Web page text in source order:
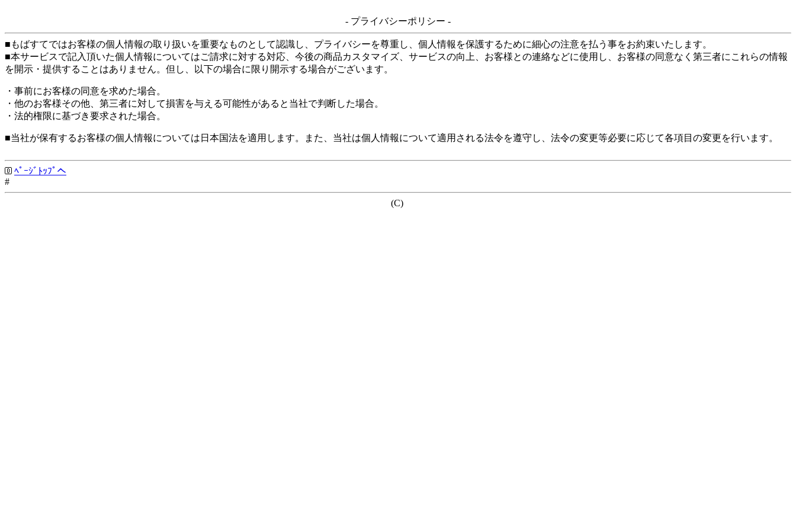
- プライバシーポリシー -
■もばすてではお客様の個人情報の取り扱いを重要なものとして認識し、プライバシーを尊重し、個人情報を保護するために細心の注意を払う事をお約束いたします。
■本サービスで記入頂いた個人情報についてはご請求に対する対応、今後の商品カスタマイズ、サービスの向上、お客様との連絡などに使用し、お客様の同意なく第三者にこれらの情報
を開示・提供することはありません。但し、以下の場合に限り開示する場合がございます。
・事前にお客様の同意を求めた場合。
・他のお客様その他、第三者に対して損害を与える可能性があると当社で判断した場合。
・法的権限に基づき要求された場合。
■当社が保有するお客様の個人情報については日本国法を適用します。また、当社は個人情報について適用される法令を遵守し、法令の変更等必要に応じて各項目の変更を行います。
ﾍﾟｰｼﾞﾄｯﾌﾟへ
#
(C)